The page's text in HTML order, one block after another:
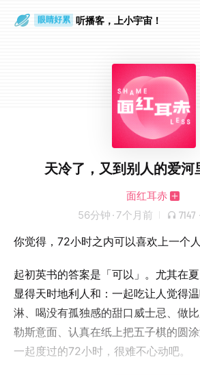
眼睛好累 听播客，上小宇宙！
天冷了，又到别人的爱河
面红耳赤
56分钟 · 7个月前 7147 ·
你觉得，72小时之内可以喜欢上一个
起初英书的答案是「可以」。尤其在
显得天时地利人和：一起吃让人觉得
淋、喝没有孤独感的甜口威士忌、做
勒斯意面、认真在纸上把五子棋的圆
一起度过的72小时，很难不心动吧。